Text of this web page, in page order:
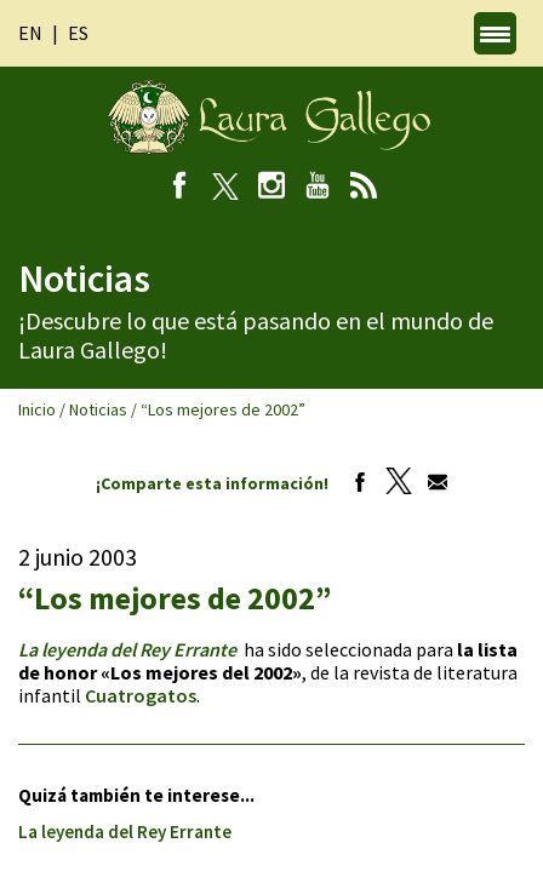
EN ES
Noticias
¡Descubre lo que está pasando en el mundo de
Laura Gallego!
Inicio /Noticias / “Los mejores de 2002”
¡Comparte esta información!
2 junio 2003
“Los mejores de 2002”
La leyenda del Rey Errante ha sido seleccionada para la lista
de honor «Los mejores del 2002», de la revista de literatura
infantil Cuatrogatos.
Quizá también te interese...
La leyenda del Rey Errante